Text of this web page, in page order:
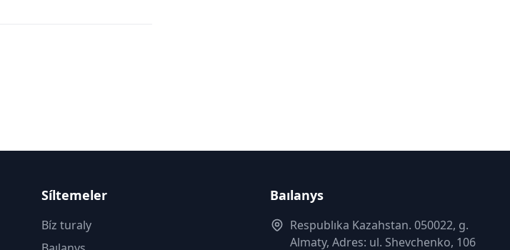
Síltemeler
Bíz turaly
Baılanys
Respublıka Kazahstan. 050022, g.
Almaty, Adres: ul. Shevchenko, 106